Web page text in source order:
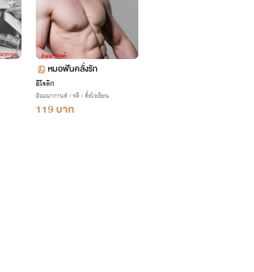
หมอฟันคลั่งรัก
อีโรติก
อัณณากานต์ / รตี / ตั้งใจเขียน
119 บาท